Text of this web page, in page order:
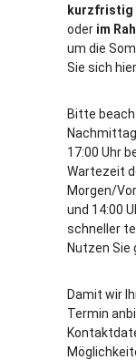
kurzfristig
oder im
um die
Sie sich
Bitte
17:00 Uhr
Wartezeit
Morgen/
und 14:00
schneller
Nutzen Sie
Damit wir
Termin